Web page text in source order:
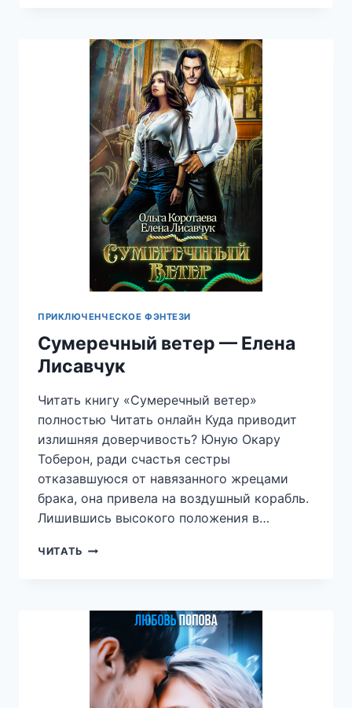
ARTEEVA
ПРИКЛЮЧЕНЧЕСКОЕ ФЭНТЕЗИ
Сумеречный ветер — Елена
Лисавчук
Читать книгу «Сумеречный ветер»
полностью Читать онлайн Куда приводит
излишняя доверчивость? Юную Окару
Тоберон, ради счастья сестры
отказавшуюся от навязанного жрецами
брака, она привела на воздушный корабль.
Лишившись высокого положения в…
ЧИТАТЬ СУМЕРЕЧНЫЙ
ЛИСАВЧУК